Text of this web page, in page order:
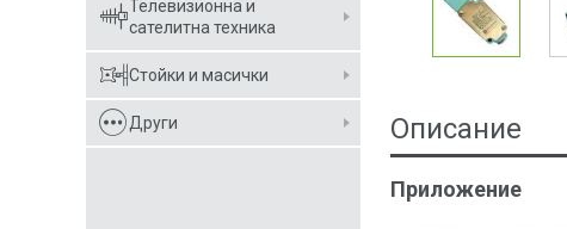
Телевизионна и
сателитна техника
Стойки и масички
Други Описание
Приложение